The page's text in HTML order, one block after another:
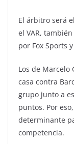
El árbitro será
el VAR,
por Fox Sports
Los de Marcelo
casa contra
grupo junto a
puntos. Por
determinante
competencia.